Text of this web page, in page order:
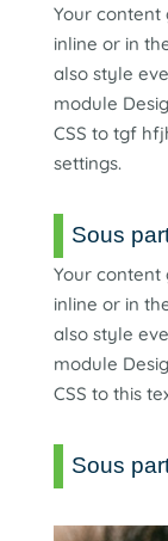
Your content
inline or in
also style
module
CSS to tgf
settings.
Sous
Your content
inline or in
also style
module
CSS to this
Sous